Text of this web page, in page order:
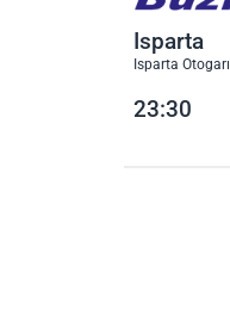
Isparta
Isparta Otogarı
23:30